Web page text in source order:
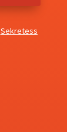
Sekretess